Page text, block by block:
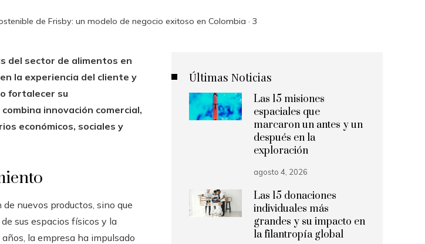
de Frisby: un modelo de negocio exitoso en Colombia · 3
del sector de alimentos en
la experiencia del cliente y
fortalecer su
innovación comercial,
económicos, sociales y
nuevos productos, sino que
sus espacios físicos y la
la empresa ha impulsado
Últimas Noticias
Las 15 misiones
espaciales que
marcaron un antes y un
después en la
exploración
agosto 4, 2026
Las 15 donaciones
individuales más
grandes y su impacto en
la filantropía global